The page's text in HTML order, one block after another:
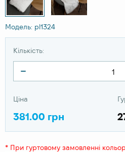
Модель: pl1324
Кількість:
Ціна
381.00 грн
* При гуртовому замовленні